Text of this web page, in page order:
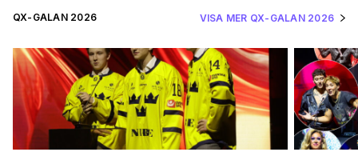
QX-GALAN 2026 VISA MER QX-GALAN 2026